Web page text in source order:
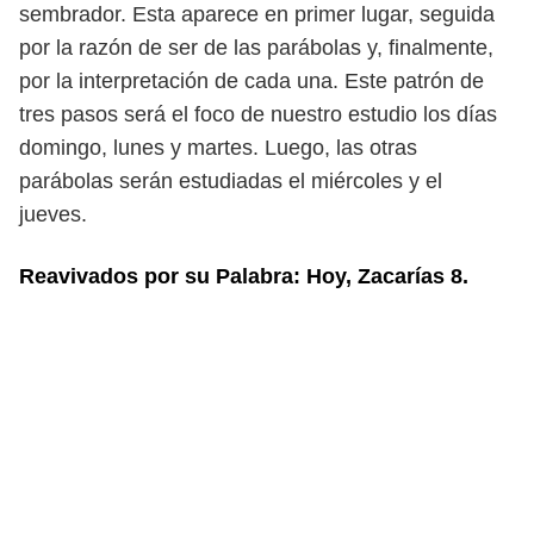
sembrador. Esta aparece en primer lugar, seguida
por la razón de ser de las parábolas y, finalmente,
por la interpretación de cada una. Este patrón de
tres pasos será el foco de nuestro estudio los días
domingo, lunes y martes. Luego, las otras
parábolas serán estudiadas el miércoles y el
jueves.
Reavivados por su Palabra: Hoy, Zacarías 8.